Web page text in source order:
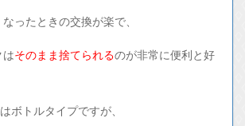
ったときの交換が楽で、
はそのまま捨てられるのが非常に便利と好
ボトルタイプですが、